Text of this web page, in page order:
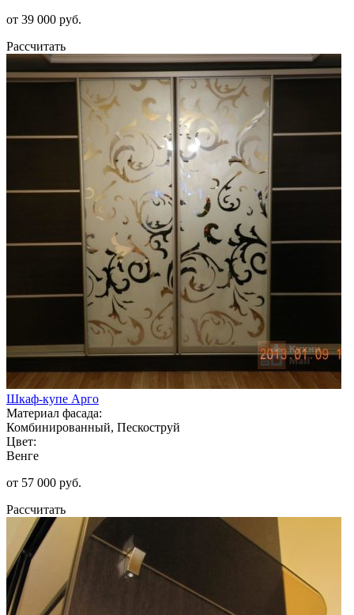
от 39 000 руб.
Рассчитать
Шкаф-купе Арго
Материал фасада:
Комбинированный, Пескоструй
Цвет:
Венге
от 57 000 руб.
Рассчитать